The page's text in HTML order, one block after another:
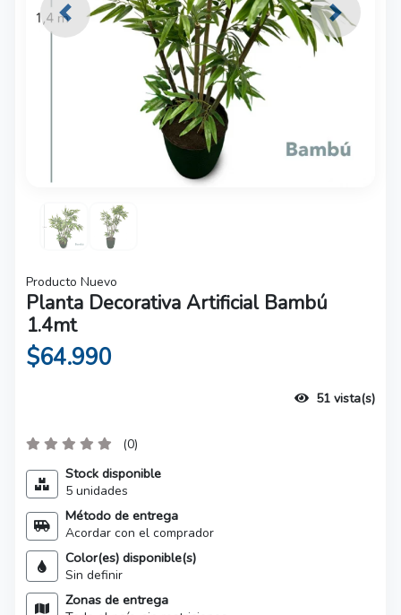
Previous Next
Producto Nuevo
Planta Decorativa Artificial Bambú
1.4mt
$64.990
51 vista(s)
(0)
Stock disponible
5 unidades
Método de entrega
Acordar con el comprador
Color(es) disponible(s)
Sin definir
Zonas de entrega